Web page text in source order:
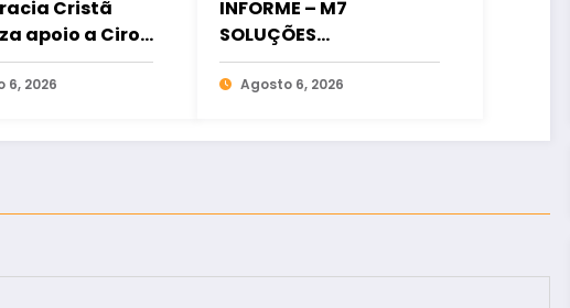
Cristã
apoio a Ciro
amplia
oposição
6, 2026
INFORME – M7
SOLUÇÕES
FINANCEIRAS
Agosto 6, 2026